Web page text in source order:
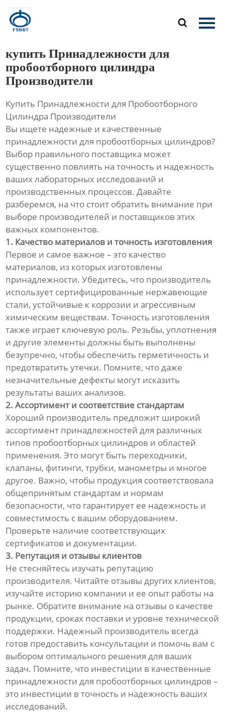

Главная
О Нас
Новости
Контакты
купить Принадлежности для
пробоотборного цилиндра
Производители
Купить Принадлежности для Пробоотборного
Цилиндра Производители
Вы ищете надежные и качественные
принадлежности для пробоотборных цилиндров?
Выбор правильного поставщика может
существенно повлиять на точность и надежность
ваших лабораторных исследований и
производственных процессов. Давайте
разберемся, на что стоит обратить внимание при
выборе производителей и поставщиков этих
важных компонентов.
1. Качество материалов и точность изготовления
Первое и самое важное – это качество
материалов, из которых изготовлены
принадлежности. Убедитесь, что производитель
использует сертифицированные нержавеющие
стали, устойчивые к коррозии и агрессивным
химическим веществам. Точность изготовления
также играет ключевую роль. Резьбы, уплотнения
и другие элементы должны быть выполнены
безупречно, чтобы обеспечить герметичность и
предотвратить утечки. Помните, что даже
незначительные дефекты могут исказить
результаты ваших анализов.
2. Ассортимент и соответствие стандартам
Хороший производитель предложит широкий
ассортимент принадлежностей для различных
типов пробоотборных цилиндров и областей
применения. Это могут быть переходники,
клапаны, фитинги, трубки, манометры и многое
другое. Важно, чтобы продукция соответствовала
общепринятым стандартам и нормам
безопасности, что гарантирует ее надежность и
совместимость с вашим оборудованием.
Проверьте наличие соответствующих
сертификатов и документации.
3. Репутация и отзывы клиентов
Не стесняйтесь изучать репутацию
производителя. Читайте отзывы других клиентов,
изучайте историю компании и ее опыт работы на
рынке. Обратите внимание на отзывы о качестве
продукции, сроках поставки и уровне технической
поддержки. Надежный производитель всегда
готов предоставить консультации и помочь вам с
выбором оптимального решения для ваших
задач. Помните, что инвестиции в качественные
принадлежности для пробоотборных цилиндров –
это инвестиции в точность и надежность ваших
исследований.